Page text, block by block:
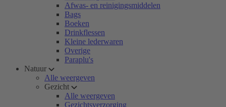
Afwas- en reinigingsmiddelen
Bags
Boeken
Drinkflessen
Kleine lederwaren
Overige
Paraplu's
Natuur
Alle weergeven
Gezicht
Alle weergeven
Gezichtsverzorging